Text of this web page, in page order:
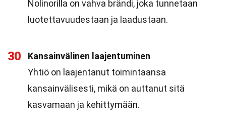
Nolinorilla on vahva brändi, joka tunnetaan
luotettavuudestaan ja laadustaan.
30
Kansainvälinen laajentuminen
Yhtiö on laajentanut toimintaansa
kansainvälisesti, mikä on auttanut sitä
kasvamaan ja kehittymään.